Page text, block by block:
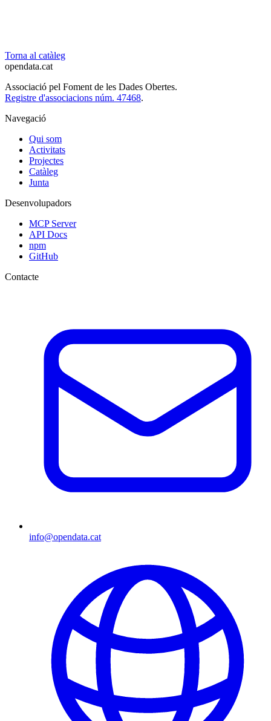
Torna al catàleg
opendata.cat
Associació pel Foment de les Dades Obertes.
Registre d'associacions núm. 47468.
Navegació
Qui som
Activitats
Projectes
Catàleg
Junta
Desenvolupadors
MCP Server
API Docs
npm
GitHub
Contacte
info@opendata.cat